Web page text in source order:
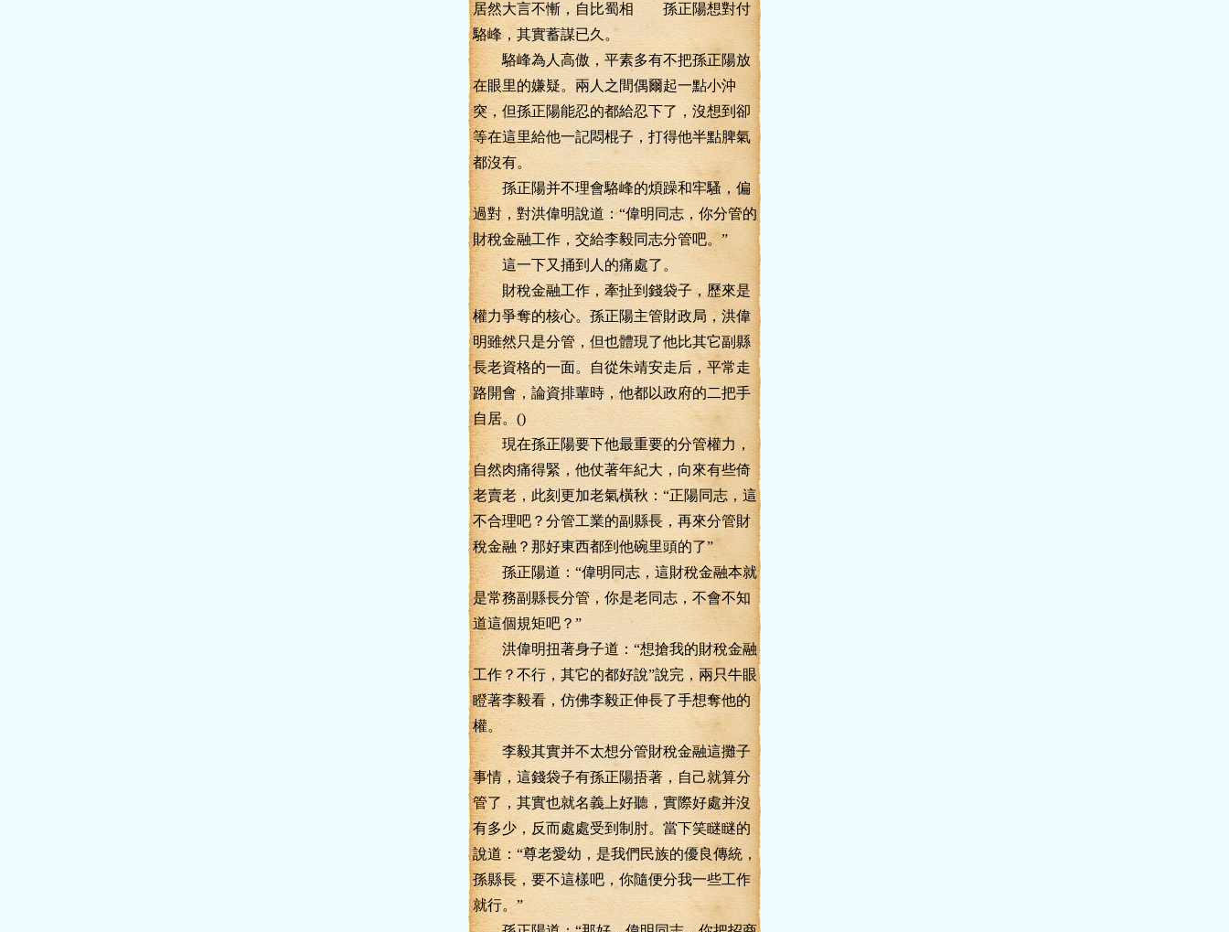
居然大言不慚，自比蜀相 孫正陽想對付
駱峰，其實蓄謀已久。
駱峰為人高傲，平素多有不把孫正陽放
在眼里的嫌疑。兩人之間偶爾起一點小沖
突，但孫正陽能忍的都給忍下了，沒想到卻
等在這里給他一記悶棍子，打得他半點脾氣
都沒有。
孫正陽并不理會駱峰的煩躁和牢騷，偏
過對，對洪偉明說道：“偉明同志，你分管的
財稅金融工作，交給李毅同志分管吧。”
這一下又捅到人的痛處了。
財稅金融工作，牽扯到錢袋子，歷來是
權力爭奪的核心。孫正陽主管財政局，洪偉
明雖然只是分管，但也體現了他比其它副縣
長老資格的一面。自從朱靖安走后，平常走
路開會，論資排輩時，他都以政府的二把手
自居。()
現在孫正陽要下他最重要的分管權力，
自然肉痛得緊，他仗著年紀大，向來有些倚
老賣老，此刻更加老氣橫秋：“正陽同志，這
不合理吧？分管工業的副縣長，再來分管財
稅金融？那好東西都到他碗里頭的了”
孫正陽道：“偉明同志，這財稅金融本就
是常務副縣長分管，你是老同志，不會不知
道這個規矩吧？”
洪偉明扭著身子道：“想搶我的財稅金融
工作？不行，其它的都好說”說完，兩只牛眼
瞪著李毅看，仿佛李毅正伸長了手想奪他的
權。
李毅其實并不太想分管財稅金融這攤子
事情，這錢袋子有孫正陽捂著，自己就算分
管了，其實也就名義上好聽，實際好處并沒
有多少，反而處處受到制肘。當下笑瞇瞇的
說道：“尊老愛幼，是我們民族的優良傳統，
孫縣長，要不這樣吧，你隨便分我一些工作
就行。”